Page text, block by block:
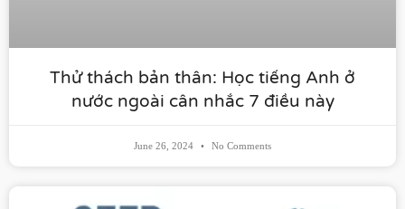
Thử thách bản thân: Học tiếng Anh ở
nước ngoài cân nhắc 7 điều này​
June 26, 2024 No Comments